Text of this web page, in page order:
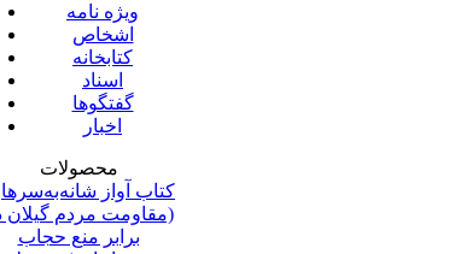
ویژه نامه
اشخاص
کتابخانه
اسناد
گفتگوها
اخبار
محصولات